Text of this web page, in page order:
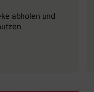
abholen und